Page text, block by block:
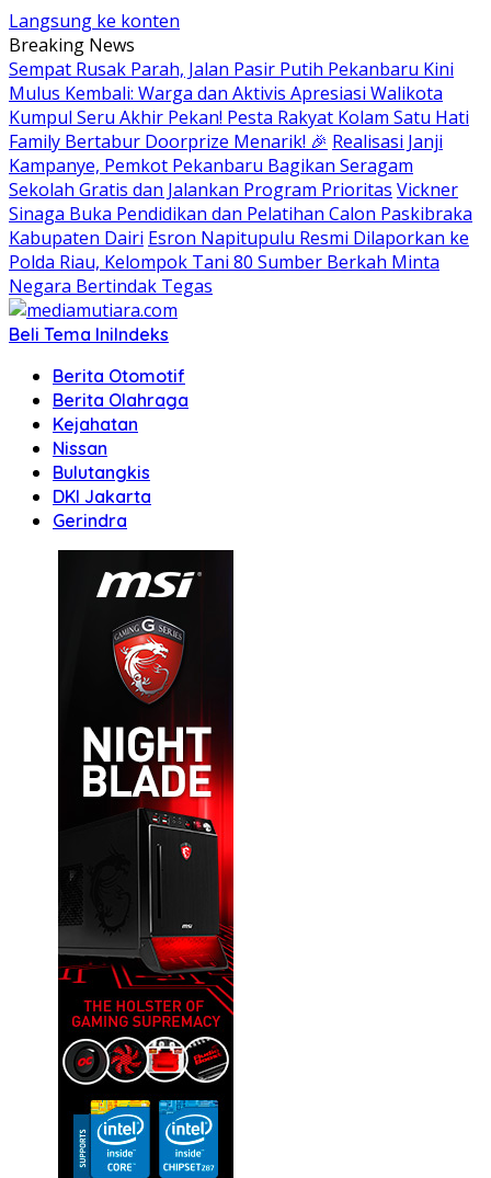
Langsung ke konten
Breaking News
Sempat Rusak Parah, Jalan Pasir Putih Pekanbaru Kini
Mulus Kembali: Warga dan Aktivis Apresiasi Walikota
Kumpul Seru Akhir Pekan! Pesta Rakyat Kolam Satu Hati
Family Bertabur Doorprize Menarik! 🎉 Realisasi Janji
Kampanye, Pemkot Pekanbaru Bagikan Seragam
Sekolah Gratis dan Jalankan Program Prioritas Vickner
Sinaga Buka Pendidikan dan Pelatihan Calon Paskibraka
Kabupaten Dairi Esron Napitupulu Resmi Dilaporkan ke
Polda Riau, Kelompok Tani 80 Sumber Berkah Minta
Negara Bertindak Tegas
Beli Tema IniIndeks
Berita Otomotif
Berita Olahraga
Kejahatan
Nissan
Bulutangkis
DKI Jakarta
Gerindra